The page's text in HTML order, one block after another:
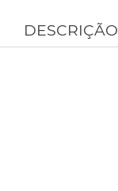
DESCRIÇÃO